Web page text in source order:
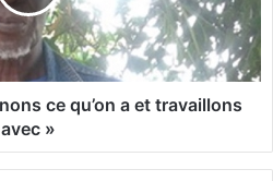
ce qu’on a et travaillons
avec »